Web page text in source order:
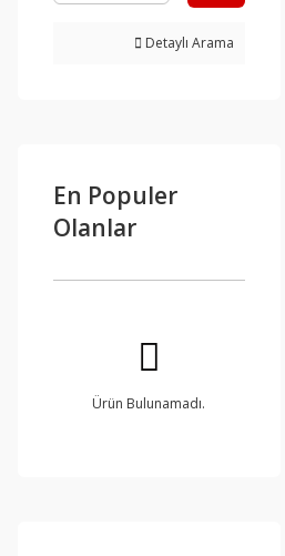
Detaylı Arama
En Populer
Olanlar
Ürün Bulunamadı.